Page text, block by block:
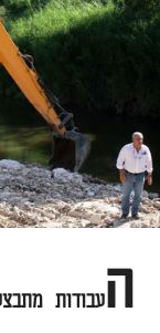
העבודות